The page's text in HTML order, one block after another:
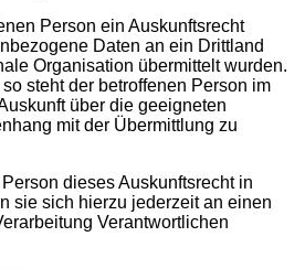
Person ein Auskunftsrecht
Daten an ein Drittland
Organisation übermittelt wurden.
steht der betroffenen Person im
über die geeigneten
mit der Übermittlung zu
dieses Auskunftsrecht in
sie sich hierzu jederzeit an einen
Verantwortlichen